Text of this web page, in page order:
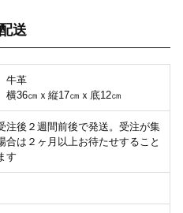
送
革
36㎝ｘ縦17㎝ｘ底12㎝
注後２週間前後で発送。受注が集
合は２ヶ月以上お待たせすること
す